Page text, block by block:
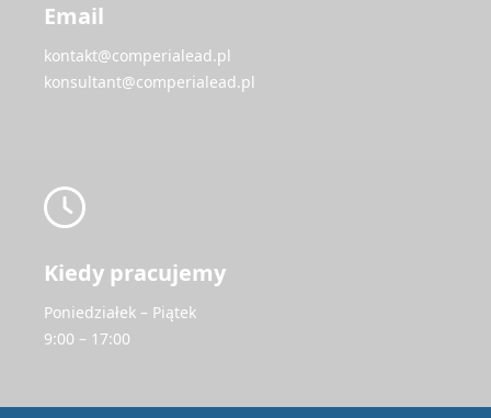
Email
kontakt@comperialead.pl
konsultant@comperialead.pl
Kiedy pracujemy
Poniedziałek – Piątek
9:00 – 17:00